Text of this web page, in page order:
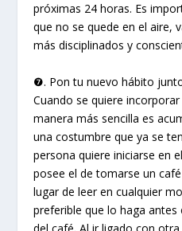
próximas 24 horas. Es
que no se quede en el aire,
más disciplinados y
❼. Pon tu nuevo hábito
Cuando se quiere
manera más sencilla es
una costumbre que ya se
persona quiere iniciarse en
posee el de tomarse un
lugar de leer en cualquier
preferible que lo haga
del café. Al ir ligado con